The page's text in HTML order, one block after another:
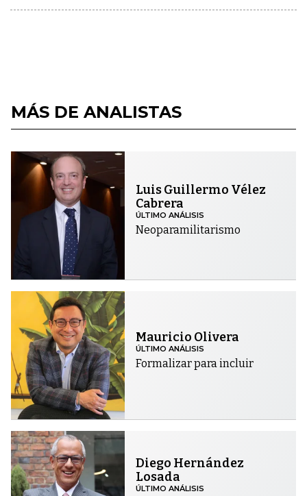
MÁS DE ANALISTAS
Luis Guillermo Vélez
Cabrera
ÚLTIMO ANÁLISIS
Neoparamilitarismo
Mauricio Olivera
ÚLTIMO ANÁLISIS
Formalizar para incluir
Diego Hernández
Losada
ÚLTIMO ANÁLISIS